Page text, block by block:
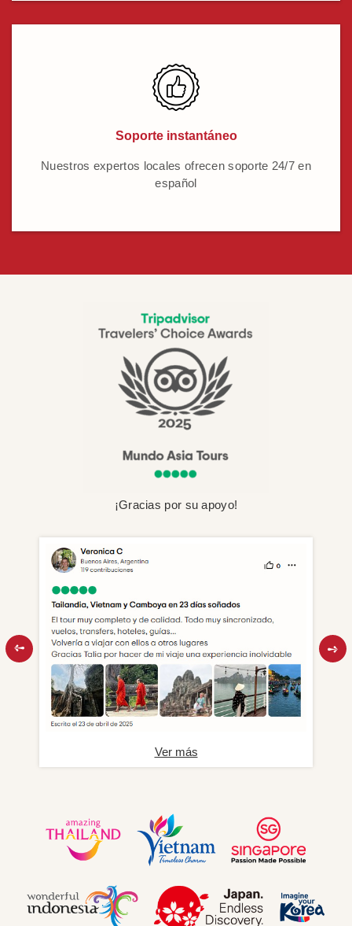
Soporte instantáneo
Nuestros expertos locales ofrecen soporte 24/7 en
español
¡Gracias por su apoyo!
Ver más